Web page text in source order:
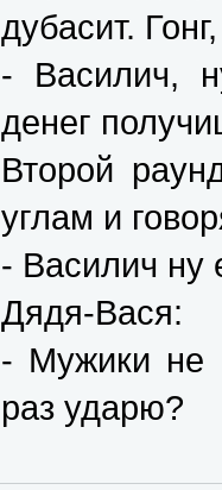
дубасит.
- Василич,
денег
Второй
углам и
- Василич ну
Дядя-Вася:
- Мужики не
раз ударю?